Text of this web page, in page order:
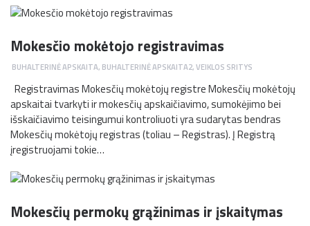
Mokesčio mokėtojo registravimas
BUHALTERINĖ APSKAITA, BUHALTERINĖ APSKAITA2,VEIKLOS SRITYS
Registravimas Mokesčių mokėtojų registre Mokesčių mokėtojų
apskaitai tvarkyti ir mokesčių apskaičiavimo, sumokėjimo bei
išskaičiavimo teisingumui kontroliuoti yra sudarytas bendras
Mokesčių mokėtojų registras (toliau – Registras). Į Registrą
įregistruojami tokie…
Mokesčių permokų grąžinimas ir įskaitymas